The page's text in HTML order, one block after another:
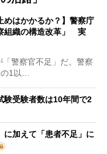
めはかかるか？】警察庁
組織の構造改革」 実
警察官不足」だ。警察
の1以…
験受験者数は10年間で2
に加えて「患者不足」に